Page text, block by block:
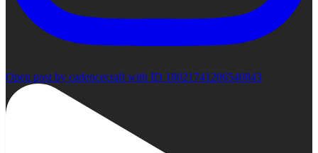
Open post by cadencecraft with ID 18021741206540843